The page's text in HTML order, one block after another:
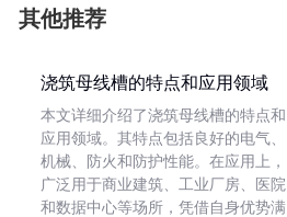
其他推荐
浇筑母线槽的特点和应用领域
本文详细介绍了浇筑母线槽的特点和
应用领域。其特点包括良好的电气、
机械、防火和防护性能。在应用上，
广泛用于商业建筑、工业厂房、医院
和数据中心等场所，凭借自身优势满